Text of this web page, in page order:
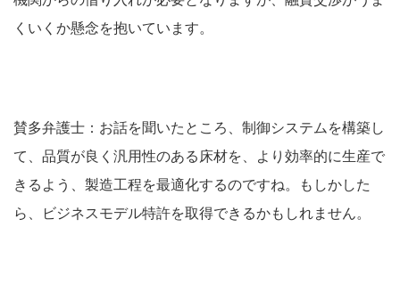
くいくか懸念を抱いています。
賛多弁護士：お話を聞いたところ、制御システムを構築し
て、品質が良く汎用性のある床材を、より効率的に生産で
きるよう、製造工程を最適化するのですね。もしかした
ら、ビジネスモデル特許を取得できるかもしれません。